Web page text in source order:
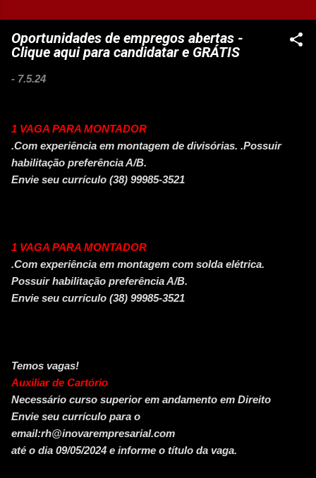
Oportunidades de empregos abertas -
Clique aqui para candidatar e GRÁTIS
- 7.5.24
1 VAGA PARA MONTADOR
.Com experiência em montagem de divisórias. .Possuir
habilitação preferência A/B.
Envie seu currículo (38) 99985-3521
1 VAGA PARA MONTADOR
.Com experiência em montagem com solda elétrica.
Possuir habilitação preferência A/B.
Envie seu currículo (38) 99985-3521
Temos vagas!
Auxiliar de Cartório
Necessário curso superior em andamento em Direito
Envie seu currículo para o
email:rh@inovarempresarial.com
até o dia 09/05/2024 e informe o título da vaga.